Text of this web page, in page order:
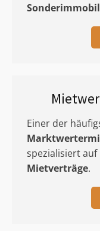
Einer der
spezialisiert auf
Mietverträge.